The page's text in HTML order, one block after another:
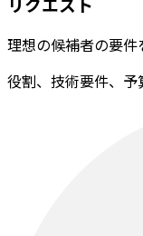
理想の候補者の要件
役割、技術要件、予